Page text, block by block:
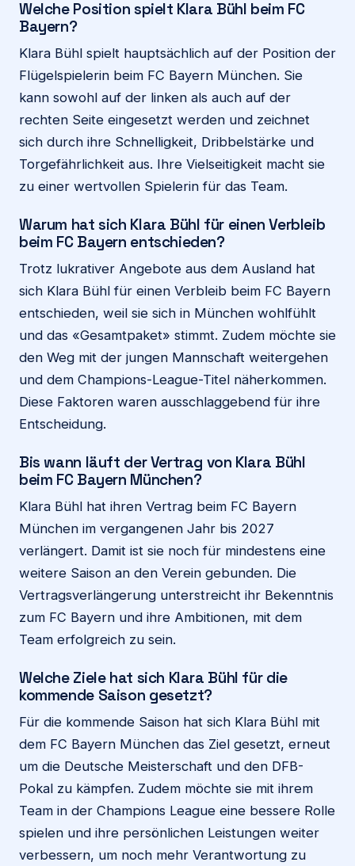
Welche Position spielt Klara Bühl beim FC
Bayern?
Klara Bühl spielt hauptsächlich auf der Position der
Flügelspielerin beim FC Bayern München. Sie
kann sowohl auf der linken als auch auf der
rechten Seite eingesetzt werden und zeichnet
sich durch ihre Schnelligkeit, Dribbelstärke und
Torgefährlichkeit aus. Ihre Vielseitigkeit macht sie
zu einer wertvollen Spielerin für das Team.
Warum hat sich Klara Bühl für einen Verbleib
beim FC Bayern entschieden?
Trotz lukrativer Angebote aus dem Ausland hat
sich Klara Bühl für einen Verbleib beim FC Bayern
entschieden, weil sie sich in München wohlfühlt
und das «Gesamtpaket» stimmt. Zudem möchte sie
den Weg mit der jungen Mannschaft weitergehen
und dem Champions-League-Titel näherkommen.
Diese Faktoren waren ausschlaggebend für ihre
Entscheidung.
Bis wann läuft der Vertrag von Klara Bühl
beim FC Bayern München?
Klara Bühl hat ihren Vertrag beim FC Bayern
München im vergangenen Jahr bis 2027
verlängert. Damit ist sie noch für mindestens eine
weitere Saison an den Verein gebunden. Die
Vertragsverlängerung unterstreicht ihr Bekenntnis
zum FC Bayern und ihre Ambitionen, mit dem
Team erfolgreich zu sein.
Welche Ziele hat sich Klara Bühl für die
kommende Saison gesetzt?
Für die kommende Saison hat sich Klara Bühl mit
dem FC Bayern München das Ziel gesetzt, erneut
um die Deutsche Meisterschaft und den DFB-
Pokal zu kämpfen. Zudem möchte sie mit ihrem
Team in der Champions League eine bessere Rolle
spielen und ihre persönlichen Leistungen weiter
verbessern, um noch mehr Verantwortung zu